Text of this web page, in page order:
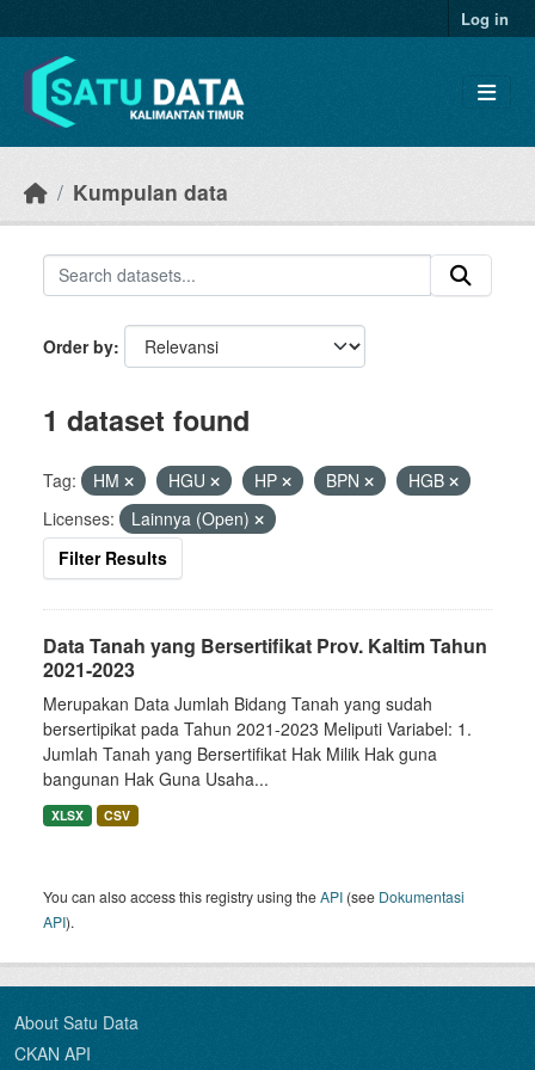
Log in
Kumpulan data
Order by
1 dataset found
Tag: HM HGU HP BPN
HGB
Licenses:
Lainnya (Open)
Filter Results
Data Tanah yang Bersertifikat Prov. Kaltim Tahun
2021-2023
Merupakan Data Jumlah Bidang Tanah yang sudah
bersertipikat pada Tahun 2021-2023 Meliputi Variabel: 1.
Jumlah Tanah yang Bersertifikat Hak Milik Hak guna
bangunan Hak Guna Usaha...
XLSX CSV
You can also access this registry using theAPI (see Dokumentasi
API).
About Satu Data
CKAN API